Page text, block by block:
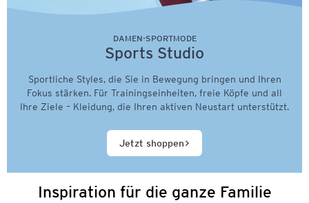
DAMEN-SPORTMODE
Sports Studio
Sportliche Styles, die Sie in Bewegung bringen und Ihren
Fokus stärken. Für Trainingseinheiten, freie Köpfe und all
Ihre Ziele – Kleidung, die Ihren aktiven Neustart unterstützt.
Jetzt shoppen
Inspiration für die ganze Familie